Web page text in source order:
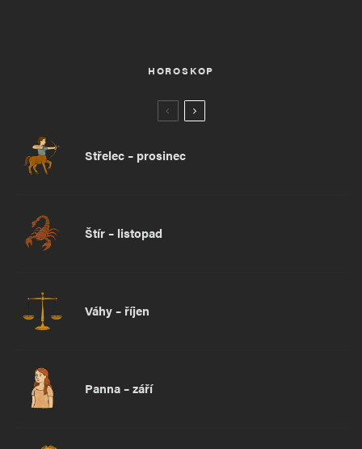
HOROSKOP
Střelec – prosinec
Štír – listopad
Váhy – říjen
Panna – září